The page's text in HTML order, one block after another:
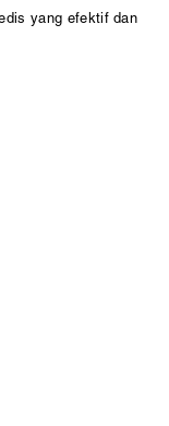
yang efektif dan